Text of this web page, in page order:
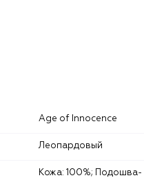
Age of Innocence
Леопардовый
Кожа: 100%; Подошва-